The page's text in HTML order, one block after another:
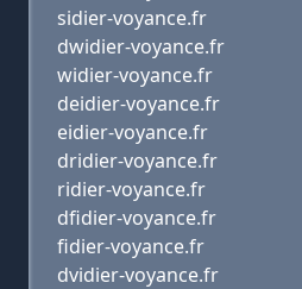
sidier-voyance.fr
dwidier-voyance.fr
widier-voyance.fr
deidier-voyance.fr
eidier-voyance.fr
dridier-voyance.fr
ridier-voyance.fr
dfidier-voyance.fr
fidier-voyance.fr
dvidier-voyance.fr